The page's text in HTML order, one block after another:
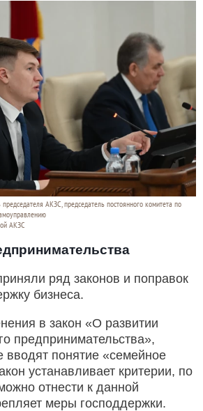
председателя АКЗС, председатель постоянного комитета по
АКЗС
ряд законов и поправок
бизнеса.
в закон «О развитии
предпринимательства»,
вводят понятие «семейное
устанавливает критерии, по
отнести к данной
меры господдержки.